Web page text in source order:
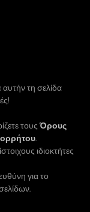
αυτήν τη σελίδα
τουςΌρους
.
ιδιοκτήτες
για το